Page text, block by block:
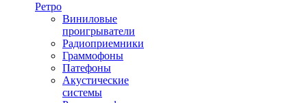
Ретро
Виниловые
проигрыватели
Радиоприемники
Граммофоны
Патефоны
Акустические
системы